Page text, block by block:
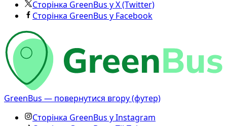
Сторінка GreenBus у X (Twitter)
Сторінка GreenBus у Facebook
GreenBus — повернутися вгору (футер)
Сторінка GreenBus у Instagram